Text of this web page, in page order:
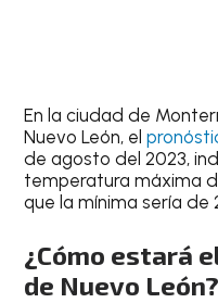
En la ciudad de
Nuevo León, el
de agosto del 2023,
temperatura máxima
que la mínima sería de
¿Cómo estará
de Nuevo León?